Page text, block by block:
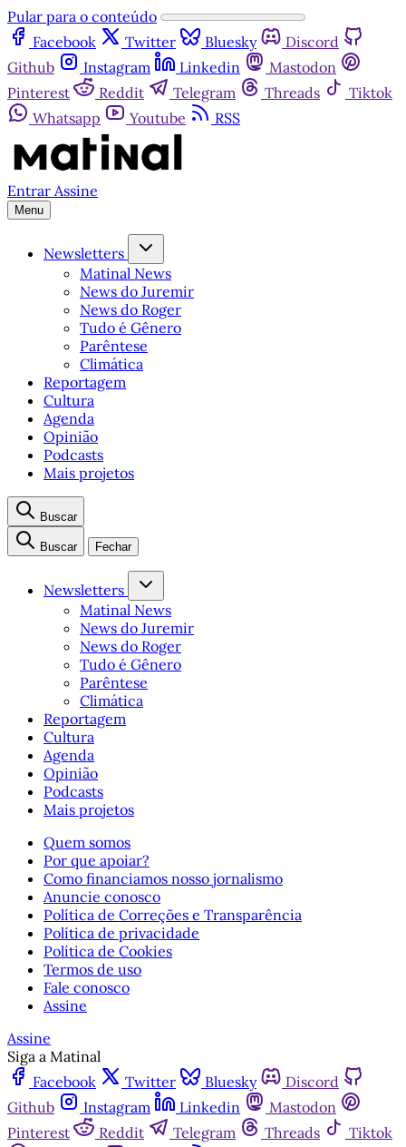
Pular para o conteúdo
Facebook
Twitter Bluesky
Discord
Github
Instagram Linkedin
Mastodon
Pinterest
Reddit Telegram Threads
Tiktok
Whatsapp
Youtube RSS
Entrar Assine
Menu
Newsletters
Matinal News
News do Juremir
News do Roger
Tudo é Gênero
Parêntese
Climática
Reportagem
Cultura
Agenda
Opinião
Podcasts
Mais projetos
Buscar
Buscar Fechar
Newsletters
Matinal News
News do Juremir
News do Roger
Tudo é Gênero
Parêntese
Climática
Reportagem
Cultura
Agenda
Opinião
Podcasts
Mais projetos
Quem somos
Por que apoiar?
Como financiamos nosso jornalismo
Anuncie conosco
Política de Correções e Transparência
Política de privacidade
Política de Cookies
Termos de uso
Fale conosco
Assine
Assine
Siga a Matinal
Facebook
Twitter Bluesky
Discord
Github
Instagram Linkedin
Mastodon
Pinterest
Reddit Telegram Threads
Tiktok